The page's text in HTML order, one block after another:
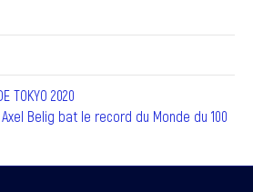
TOKYO 2020
Belig bat le record du Monde du 100